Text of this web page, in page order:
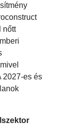
nőtt
2027-es és